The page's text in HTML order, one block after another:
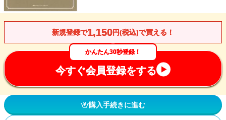
新規登録で1,150円(税込)で買える！
かんたん30秒登録！
今すぐ会員登録をする
購入手続きに進む